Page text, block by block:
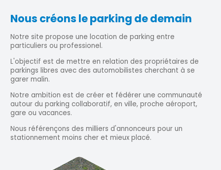
Nous créons le parking de demain
Notre site propose une location de parking entre
particuliers ou professionel.
L'objectif est de mettre en relation des propriétaires de
parkings libres avec des automobilistes cherchant à se
garer malin.
Notre ambition est de créer et fédérer une communauté
autour du parking collaboratif, en ville, proche aéroport,
gare ou vacances.
Nous référençons des milliers d'annonceurs pour un
stationnement moins cher et mieux placé.